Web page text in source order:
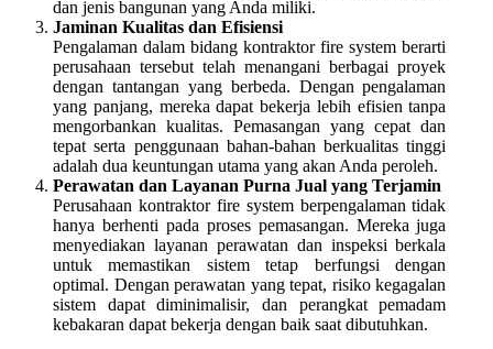
dan jenis bangunan yang Anda miliki.
Jaminan Kualitas dan Efisiensi
Pengalaman dalam bidang kontraktor fire system berarti
perusahaan tersebut telah menangani berbagai proyek
dengan tantangan yang berbeda. Dengan pengalaman
yang panjang, mereka dapat bekerja lebih efisien tanpa
mengorbankan kualitas. Pemasangan yang cepat dan
tepat serta penggunaan bahan-bahan berkualitas tinggi
adalah dua keuntungan utama yang akan Anda peroleh.
Perawatan dan Layanan Purna Jual yang Terjamin
Perusahaan kontraktor fire system berpengalaman tidak
hanya berhenti pada proses pemasangan. Mereka juga
menyediakan layanan perawatan dan inspeksi berkala
untuk memastikan sistem tetap berfungsi dengan
optimal. Dengan perawatan yang tepat, risiko kegagalan
sistem dapat diminimalisir, dan perangkat pemadam
kebakaran dapat bekerja dengan baik saat dibutuhkan.